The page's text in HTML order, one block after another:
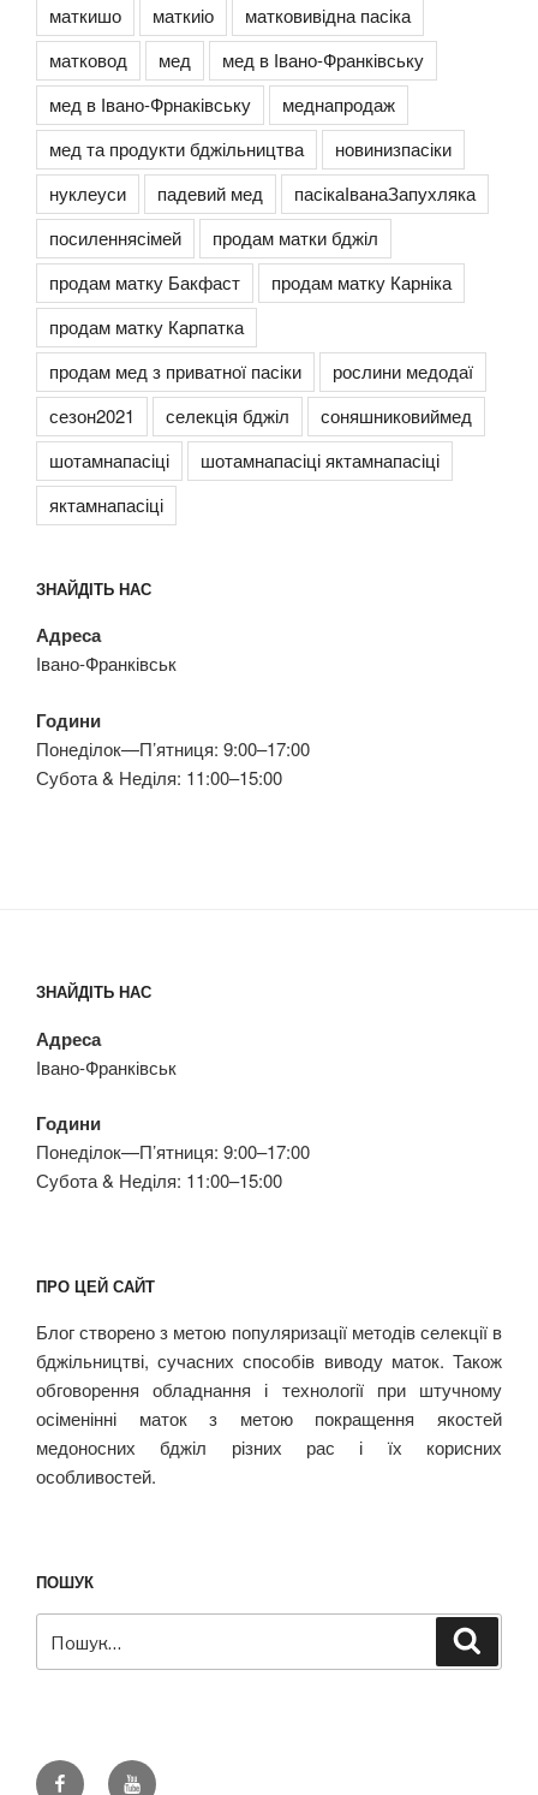
маткишо
маткиіо
матковивідна пасіка
матковод
мед
мед в Івано-Франківську
мед в Івано-Фрнаківську
меднапродаж
мед та продукти бджільництва
новинизпасіки
нуклеуси
падевий мед
пасікаІванаЗапухляка
посиленнясімей
продам матки бджіл
продам матку Бакфаст
продам матку Карніка
продам матку Карпатка
продам мед з приватної пасіки
рослини медодаї
сезон2021
селекція бджіл
соняшниковиймед
шотамнапасіці
шотамнапасіці яктамнапасіці
яктамнапасіці
ЗНАЙДІТЬ НАС
Адреса
Івано-Франківськ
Години
Понеділок—П’ятниця: 9:00–17:00
Субота & Неділя: 11:00–15:00
ЗНАЙДІТЬ НАС
Адреса
Івано-Франківськ
Години
Понеділок—П’ятниця: 9:00–17:00
Субота & Неділя: 11:00–15:00
ПРО ЦЕЙ САЙТ
Блог створено з метою популяризації методів селекції в
бджільництві, сучасних способів виводу маток. Також
обговорення обладнання і технології при штучному
осіменінні маток з метою покращення якостей
медоносних бджіл різних рас і їх корисних
особливостей.
ПОШУК
за
FacebookYoutube